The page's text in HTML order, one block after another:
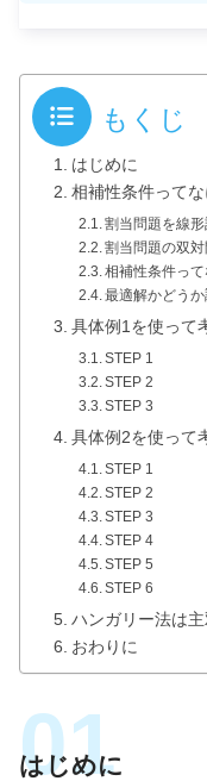
もくじ
はじめに
相補性条件ってな
割当問題を線
割当問題の双対
相補性条件って
最適解かどう
具体例1を使って
STEP 1
STEP 2
STEP 3
具体例2を使って
STEP 1
STEP 2
STEP 3
STEP 4
STEP 5
STEP 6
ハンガリー法は
おわりに
はじめに